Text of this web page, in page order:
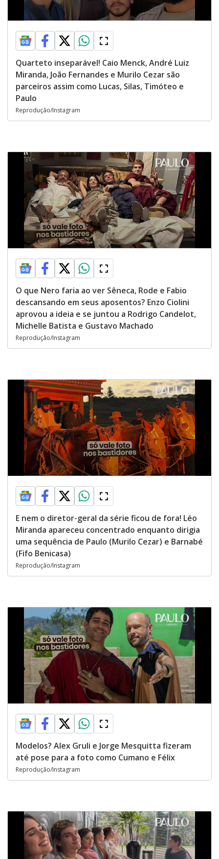
Quarteto inseparável! Caio Menck, André Luiz
Miranda, João Fernandes e Murilo Cezar são
parceiros assim como Lucas, Silas, Timóteo e
Paulo
Reprodução/Instagram
O que Nero faria ao ver Sêneca, Rode e Fabio
descansando em seus aposentos? Enzo Ciolini
aprovou a ideia e se juntou a Rodrigo Candelot,
Michelle Batista e Gustavo Machado
Reprodução/Instagram
E nem o diretor-geral da série ficou de fora! Léo
Miranda apareceu concentrado enquanto dirigia
uma sequência de Paulo (Murilo Cezar) e Barnabé
(Fifo Benicasa)
Reprodução/Instagram
Modelos? Alex Gruli e Jorge Mesquitta fizeram
até pose para a foto como Cumano e Félix
Reprodução/Instagram